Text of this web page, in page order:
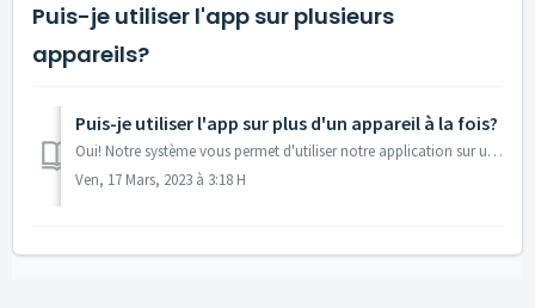
Puis-je utiliser l'app sur plusieurs
appareils?
Puis-je utiliser l'app sur plus d'un appareil à la fois?
Oui! Notre système vous permet d'utiliser notre application sur un maximum de 7 appareils. Pour bénéficier de ce service, créez un compte Edoki Club...
Ven, 17 Mars, 2023 à 3:18 H